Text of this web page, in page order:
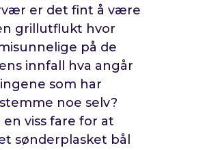
er det fint å være
grillutflukt hvor
på de
innfall hva angår
som har
noe selv?
viss fare for at
sønderplasket bål